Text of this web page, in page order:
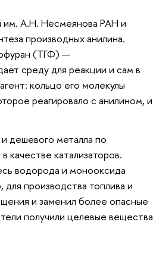
им. А.Н. Несмеянова РАН и
производных анилина.
(ТГФ) —
среду для реакции и сам в
кольцо его молекулы
реагировало с анилином, и
дешевого металла по
качестве катализаторов.
водорода и монооксида
производства топлива и
и заменил более опасные
получили целевые вещества